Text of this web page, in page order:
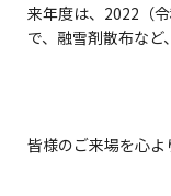
来年度は、2022（
で、融雪剤散布など
皆様のご来場を心よ